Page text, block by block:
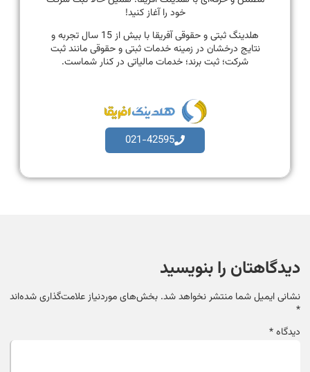
خود را آغاز کنید!
هلدینگ ثبتی و حقوقی آفریقا با بیش از 15 سال تجربه و
نتایج درخشان در زمینه خدمات ثبتی و حقوقی مانند ثبت
شرکت؛ ثبت برند؛ خدمات مالیاتی در کنار شماست.
021-42595
دیدگاهتان را بنویسید
نشانی ایمیل شما منتشر نخواهد شد.بخش‌های موردنیاز علامت‌گذاری شده‌اند
دیدگاه*